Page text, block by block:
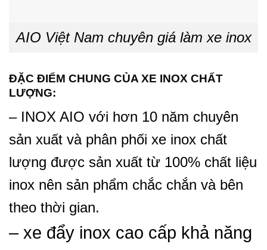
AIO Việt Nam chuyên giá làm xe inox
ĐẶC ĐIỂM CHUNG CỦA XE INOX CHẤT
LƯỢNG:
– INOX AIO với hơn 10 năm chuyên
sản xuất và phân phối xe inox chất
lượng được sản xuất từ 100% chất liệu
inox nên sản phẩm chắc chắn và bên
theo thời gian.
– xe đẩy inox cao cấp khả năng